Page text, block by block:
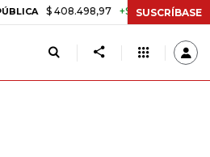
$ 408.498,97 +$ 8.753,81 +2,19%
SUSCRÍBASE